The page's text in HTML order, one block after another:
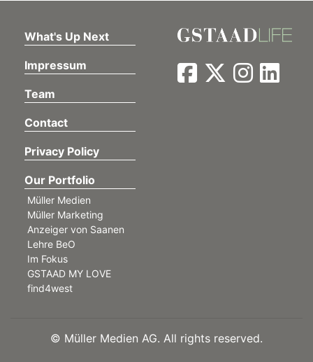
What's Up Next
Impressum
Team
Contact
Privacy Policy
Our Portfolio
Müller Medien
Müller Marketing
Anzeiger von Saanen
Lehre BeO
Im Fokus
GSTAAD MY LOVE
find4west
© Müller Medien AG. All rights reserved.